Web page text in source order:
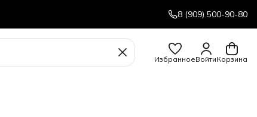
8 (909) 500-90-80
ИзбранноеВойтиКорзина